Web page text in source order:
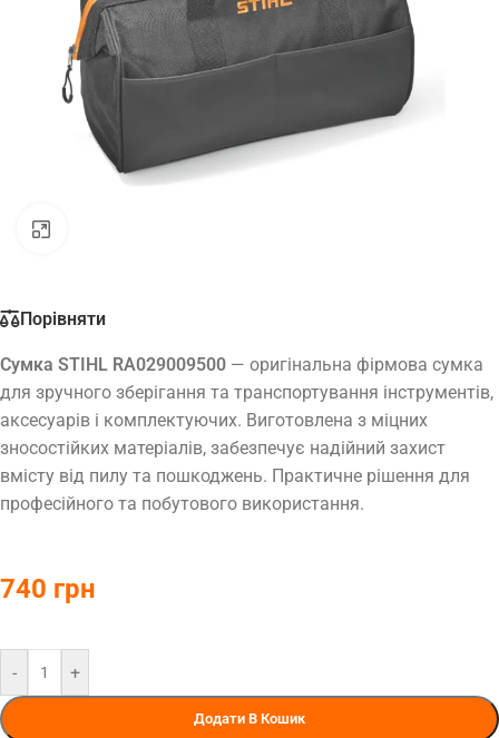
Порівняти
Сумка STIHL RA029009500 — оригінальна фірмова сумка
для зручного зберігання та транспортування інструментів,
аксесуарів і комплектуючих. Виготовлена з міцних
зносостійких матеріалів, забезпечує надійний захист
вмісту від пилу та пошкоджень. Практичне рішення для
професійного та побутового використання.
740 грн
- +
Додати В Кошик